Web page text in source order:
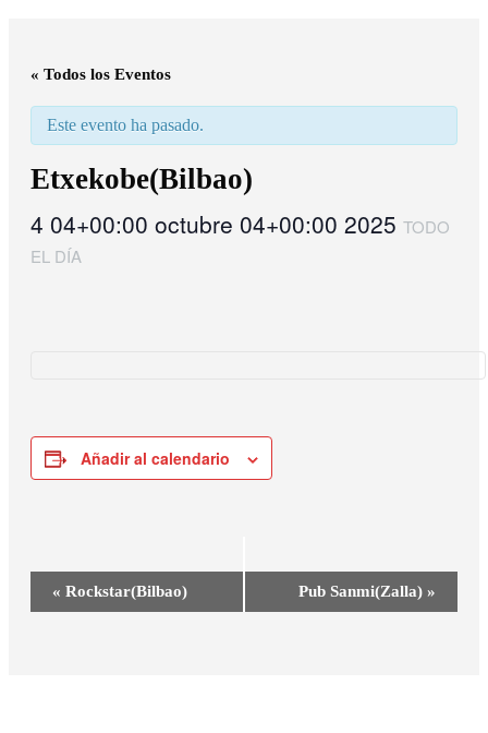
« Todos los Eventos
Este evento ha pasado.
Etxekobe(Bilbao)
4 04+00:00 octubre 04+00:00 2025 TODO
EL DÍA
Añadir al calendario
Navegación
« Rockstar(Bilbao) Pub Sanmi(Zalla) »